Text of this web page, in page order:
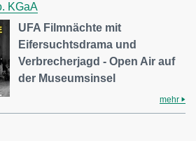
KGaA
UFA Filmnächte mit
Eifersuchtsdrama und
Verbrecherjagd - Open Air auf
der Museumsinsel
mehr